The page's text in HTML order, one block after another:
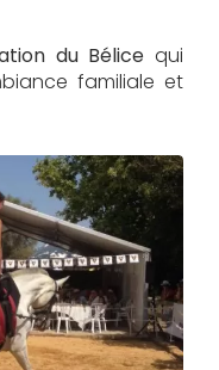
du Bélice qui
familiale et